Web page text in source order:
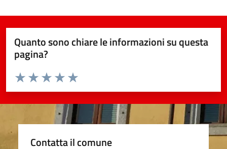
Quanto sono chiare le informazioni su questa
pagina?
Valuta da 1 a 5 stelle la pagina
Valuta 5 stelle su 5
Valuta 4 stelle su 5
Valuta 3 stelle su 5
Valuta 2 stelle su 5
Valuta 1 stelle su 5
Contatta il comune